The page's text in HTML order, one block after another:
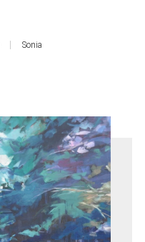
Sonia